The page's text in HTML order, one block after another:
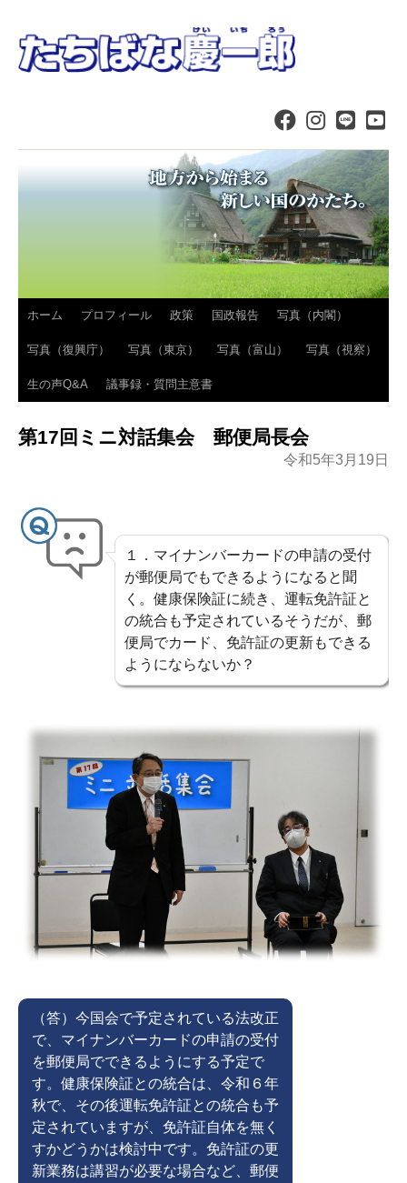
コ
ン
テ
ス
ホーム プロフィール 政策 国政報告 写真（内閣）
写真（復興庁） 写真（東京） 写真（富山） 写真（視察）
生の声Q&A 議事録・質問主意書
第17回ミニ対話集会 郵便局長会
令和5年3月19日
１．マイナンバーカードの申請の受付
が郵便局でもできるようになると聞
く。健康保険証に続き、運転免許証と
の統合も予定されているそうだが、郵
便局でカード、免許証の更新もできる
ようにならないか？
（答）今国会で予定されている法改正
で、マイナンバーカードの申請の受付
を郵便局でできるようにする予定で
す。健康保険証との統合は、令和６年
秋で、その後運転免許証との統合も予
定されていますが、免許証自体を無く
すかどうかは検討中です。免許証の更
新業務は講習が必要な場合など、郵便